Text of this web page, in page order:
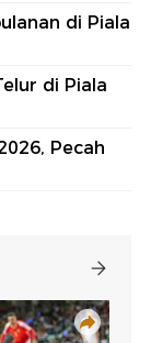
di Piala
di Piala
Pecah